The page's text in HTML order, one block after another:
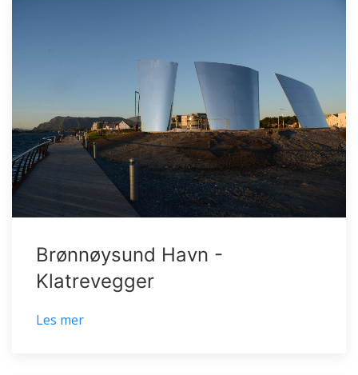
Brønnøysund Havn -
Klatrevegger
Les mer